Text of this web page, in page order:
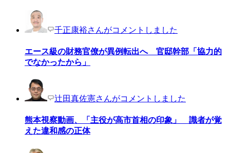
千正康裕さんがコメントしました
エース級の財務官僚が異例転出へ 官邸幹部「協力的
でなかったから」
辻田真佐憲さんがコメントしました
熊本視察動画、「主役が高市首相の印象」 識者が覚
えた違和感の正体